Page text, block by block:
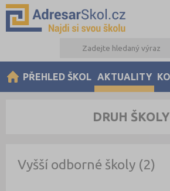
PŘEHLED ŠKOL AKTUALITY
DRUH ŠKOLY
Vyšší odborné školy (2)